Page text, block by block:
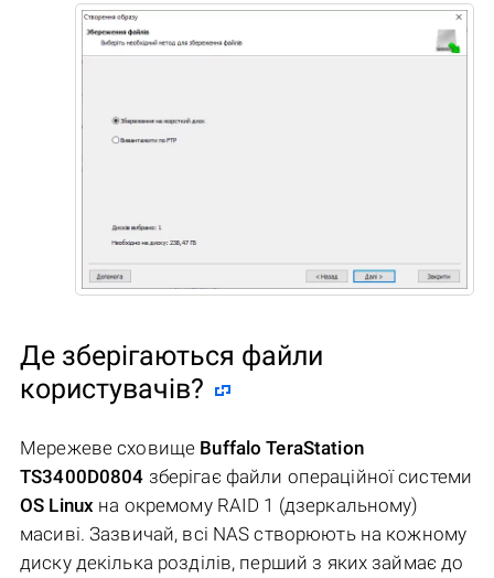
Де зберігаються файли
користувачів?
Мережеве сховище Buffalo TeraStation
TS3400D0804 зберігає файли операційної системи
OS Linux на окремому RAID 1 (дзеркальному)
масиві. Зазвичай, всі NAS створюють на кожному
диску декілька розділів, перший з яких займає до